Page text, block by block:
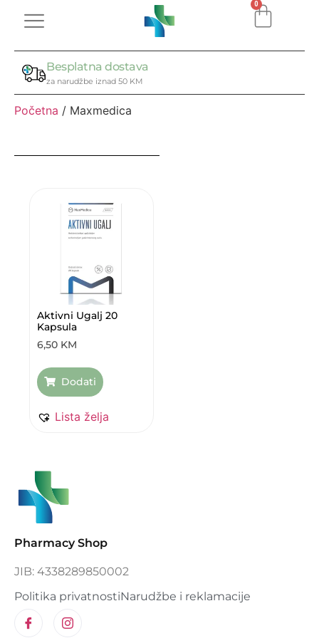
0
Besplatna dostava
za narudžbe iznad 50 KM
Početna / Maxmedica
Aktivni Ugalj 20
Kapsula
6,50 KM
Dodati
Lista želja
Pharmacy Shop
JIB: 4338289850002
Politika privatnostiNarudžbe i reklamacije